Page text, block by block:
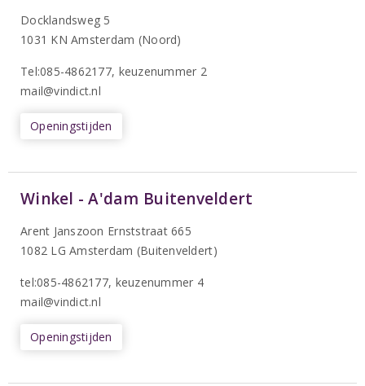
Docklandsweg 5
1031 KN Amsterdam (Noord)
Tel:085-4862177, keuzenummer 2
mail@vindict.nl
Openingstijden
Winkel - A'dam Buitenveldert
Arent Janszoon Ernststraat 665
1082 LG Amsterdam (Buitenveldert)
tel:085-4862177, keuzenummer 4
mail@vindict.nl
Openingstijden